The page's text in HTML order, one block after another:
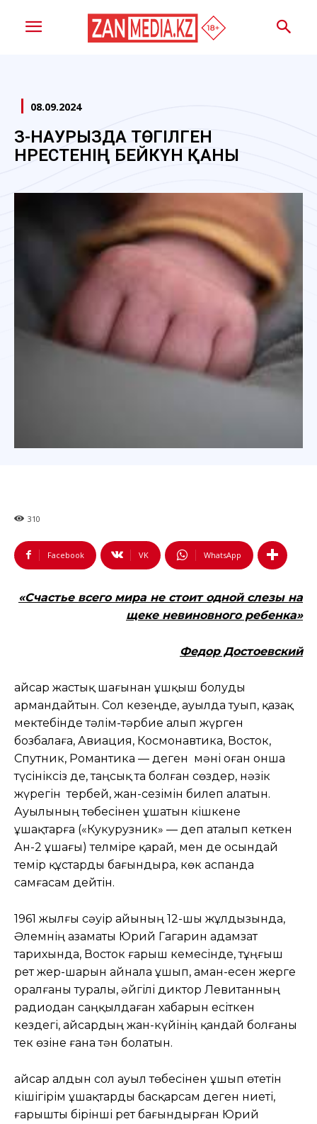
08.09.2024
ӘЗ-НАУРЫЗДА ТӨГІЛГЕН
НӘРЕСТЕНІҢ БЕЙКҮНӘ ҚАНЫ
310
Facebook VK WhatsApp
«Счастье всего мира не стоит одной слезы на
щеке невиновного ребенка»
Федор Достоевский
Қайсар жастық шағынан ұшқыш болуды
армандайтын. Сол кезеңде, ауылда туып, қазақ
мектебінде тәлім-тәрбие алып жүрген
бозбалаға, Авиация, Космонавтика, Восток,
Спутник, Романтика — деген мәні оған онша
түсініксіз де, таңсық та болған сөздер, нәзік
жүрегін тербей, жан-сезімін билеп алатын.
Ауылының төбесінен ұшатын кішкене
ұшақтарға («Кукурузник» — деп аталып кеткен
Ан-2 ұшағы) телміре қарай, мен де осындай
темір құстарды бағындыра, көк аспанда
самғасам дейтін.
1961 жылғы сәуір айының 12-шы жұлдызында,
Әлемнің азаматы Юрий Гагарин адамзат
тарихында, Восток ғарыш кемесінде, тұңғыш
рет жер-шарын айнала ұшып, аман-есен жерге
оралғаны туралы, әйгілі диктор Левитанның
радиодан саңқылдаған хабарын есіткен
кездегі, Қайсардың жан-күйінің қандай болғаны
тек өзіне ғана тән болатын.
Қайсар алдын сол ауыл төбесінен ұшып өтетін
кішігірім ұшақтарды басқарсам деген ниеті,
ғарышты бірінші рет бағындырған Юрий